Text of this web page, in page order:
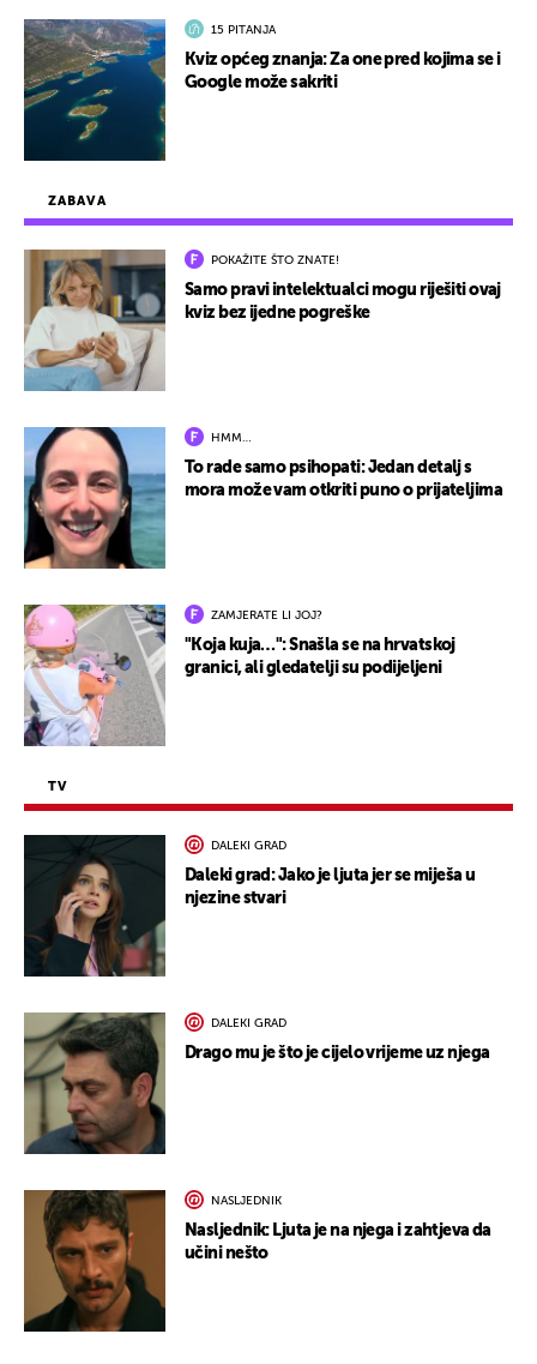
ZABAVA
POKAŽITE ŠTO ZNATE!
Samo pravi intelektualci mogu riješiti ovaj
kviz bez ijedne pogreške
HMM…
To rade samo psihopati: Jedan detalj s
mora može vam otkriti puno o prijateljima
ZAMJERATE LI JOJ?
"Koja kuja…": Snašla se na hrvatskoj
granici, ali gledatelji su podijeljeni
TV
DALEKI GRAD
Daleki grad: Jako je ljuta jer se miješa u
njezine stvari
DALEKI GRAD
Drago mu je što je cijelo vrijeme uz njega
NASLJEDNIK
Nasljednik: Ljuta je na njega i zahtjeva da
učini nešto
15 PITANJA
Kviz općeg znanja: Za one pred kojima se i
Google može sakriti